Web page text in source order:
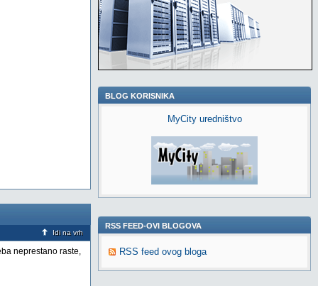
Idi na vrh
neprestano raste,
BLOG KORISNIKA
MyCity uredništvo
RSS FEED-OVI BLOGOVA
RSS feed ovog bloga